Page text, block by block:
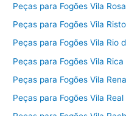
Peças para Fogões Vila
Peças para Fogões Vila
Peças para Fogões Vila Rio
Peças para Fogões Vila Rica
Peças para Fogões Vila
Peças para Fogões Vila Real